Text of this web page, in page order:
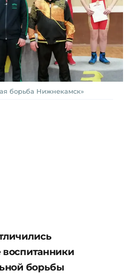
борьба Нижнекамск»
борьбы